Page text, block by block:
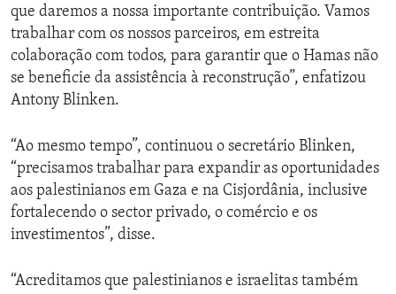
que daremos a nossa importante contribuição. Vamos
trabalhar com os nossos parceiros, em estreita
colaboração com todos, para garantir que o Hamas não
se beneficie da assistência à reconstrução”, enfatizou
Antony Blinken.
“Ao mesmo tempo”, continuou o secretário Blinken,
“precisamos trabalhar para expandir as oportunidades
aos palestinianos em Gaza e na Cisjordânia, inclusive
fortalecendo o sector privado, o comércio e os
investimentos”, disse.
“Acreditamos que palestinianos e israelitas também